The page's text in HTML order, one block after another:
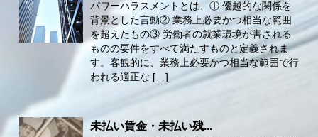
パワーハラスメントとは、① 優越的な関係を
背景とした言動② 業務上必要かつ相当な範囲
を超えたもの③ 労働者の就業環境が害される
ものの要件をすべて満たすものと定義されま
す。客観的に、業務上必要かつ相当な範囲で行
われる適正な […]
未払い賃金・未払い残...